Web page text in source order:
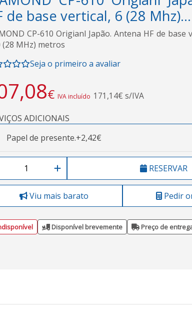
de base vertical, 6 (28 Mhz)...
CP-610 Origianl Japão. Antena HF de base
(28 MHz) metros
Seja o primeiro a avaliar
€ IVA incluído 171,14€ s/IVA
ADICIONAIS
Papel de presente.+2,42€
RESERVAR
Viu mais barato Pedir
Disponível brevemente Preço de